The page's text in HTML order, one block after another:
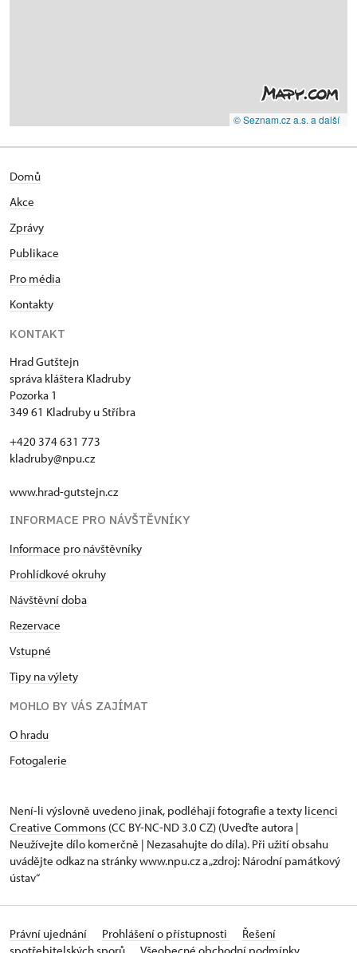
© Seznam.cz a.s. a další
Domů
Akce
Zprávy
Publikace
Pro média
Kontakty
KONTAKT
Hrad Gutštejn
správa kláštera Kladruby
Pozorka 1
349 61 Kladruby u Stříbra
+420 374 631 773
kladruby@npu.cz
www.hrad-gutstejn.cz
INFORMACE PRO NÁVŠTĚVNÍKY
Informace pro návštěvníky
Prohlídkové okruhy
Návštěvní doba
Rezervace
Vstupné
Tipy na výlety
MOHLO BY VÁS ZAJÍMAT
O hradu
Fotogalerie
Není-li výslovně uvedeno jinak, podléhají fotografie a texty licenci
Creative Commons (CC BY-NC-ND 3.0 CZ) (Uveďte autora |
Neužívejte dílo komerčně | Nezasahujte do díla). Při užití obsahu
uvádějte odkaz na stránky www.npu.cz a „zdroj: Národní památkový
ústav“
Právní ujednání Prohlášení o přístupnosti
Řešení